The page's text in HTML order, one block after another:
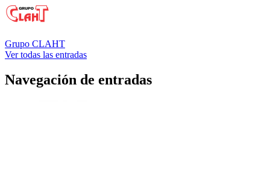
Grupo CLAHT
Ver todas las entradas
Navegación de entradas